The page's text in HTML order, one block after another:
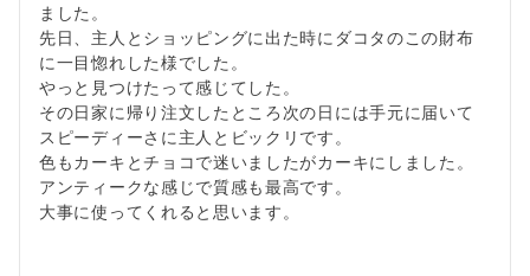
ました。
先日、主人とショッピングに出た時にダコタのこの財布
に一目惚れした様でした。
やっと見つけたって感じてした。
その日家に帰り注文したところ次の日には手元に届いて
スピーディーさに主人とビックリです。
色もカーキとチョコで迷いましたがカーキにしました。
アンティークな感じで質感も最高です。
大事に使ってくれると思います。